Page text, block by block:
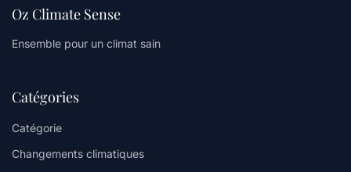
Oz Climate Sense
Ensemble pour un climat sain
Catégories
Catégorie
Changements climatiques